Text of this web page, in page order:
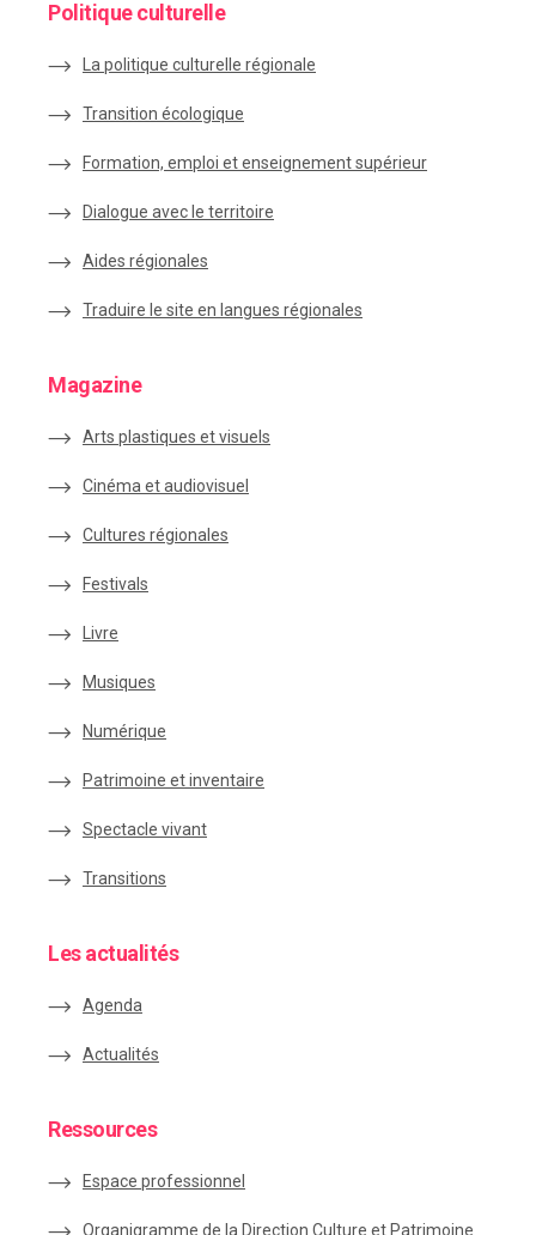
Politique culturelle
La politique culturelle régionale
Transition écologique
Formation, emploi et enseignement supérieur
Dialogue avec le territoire
Aides régionales
Traduire le site en langues régionales
Magazine
Arts plastiques et visuels
Cinéma et audiovisuel
Cultures régionales
Festivals
Livre
Musiques
Numérique
Patrimoine et inventaire
Spectacle vivant
Transitions
Les actualités
Agenda
Actualités
Ressources
Espace professionnel
Organigramme de la Direction Culture et Patrimoine